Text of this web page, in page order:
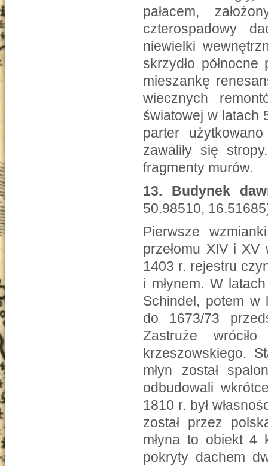
pałacem,
czterospadowy
niewielki
skrzydło
mieszankę
wiecznych
światowej w latach
parter
zawaliły się
fragmenty murów.
13.
Budynek
50.98510,
Pierwsze
przełomu XIV i
1403 r. rejestru
i młynem. W
Schindel, potem w
do 1673/73
Zastruże
krzeszowskiego.
młyn został
odbudowali
1810 r. był
został przez
młyna to obiekt 4
pokryty dachem